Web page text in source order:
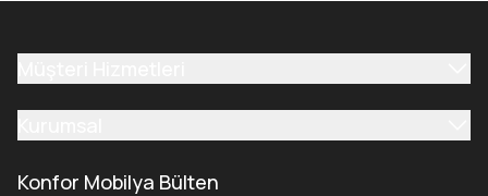
Konfor Mobilya Bülten